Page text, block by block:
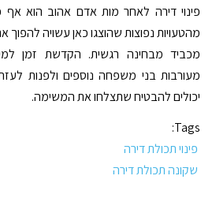
פינוי דירה לאחר מות אדם אהוב הוא
מהטעויות נפוצות שהוצגו כאן עשויה להפוך
מכביד מבחינה רגשית. הקדשת זמן
מעורבות בני משפחה נוספים ולפנות
יכולים להבטיח שתצלחו את המשימה.
Tags:
פינוי תכולת דירה
שקונה תכולת דירה